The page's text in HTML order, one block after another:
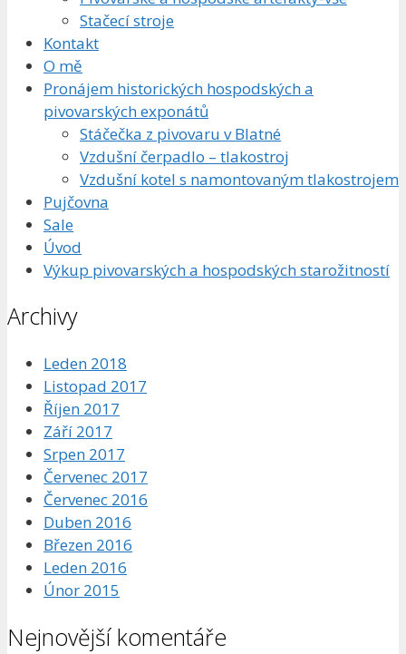
Stačecí stroje
Kontakt
O mě
Pronájem historických hospodských a
pivovarských exponátů
Stáčečka z pivovaru v Blatné
Vzdušní čerpadlo – tlakostroj
Vzdušní kotel s namontovaným tlakostrojem
Pujčovna
Sale
Úvod
Výkup pivovarských a hospodských starožitností
Archivy
Leden 2018
Listopad 2017
Říjen 2017
Září 2017
Srpen 2017
Červenec 2017
Červenec 2016
Duben 2016
Březen 2016
Leden 2016
Únor 2015
Nejnovější komentáře